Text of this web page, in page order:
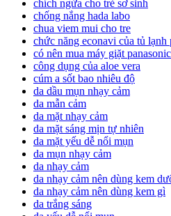
chích ngừa cho trẻ sơ sinh
chống nắng hada labo
chua viem mui cho tre
chức năng econavi của tủ lạnh
có nên mua máy giặt
công dụng của aloe vera
cúm a sốt bao nhiêu độ
da dầu mụn nhạy cảm
da mẫn cảm
da mặt nhạy cảm
da mặt sáng mịn tự nhiên
da mặt yếu dễ nổi mụn
da mụn nhạy cảm
da nhạy cảm
da nhạy cảm nên dùng kem
da nhạy cảm nên dùng kem gì
da trắng sáng